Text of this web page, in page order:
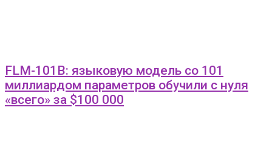
FLM-101B: языковую модель со 101
миллиардом параметров обучили с нуля
«всего» за $100 000